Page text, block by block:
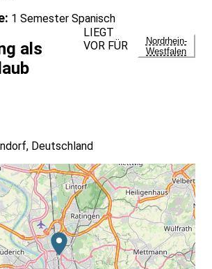
1 Semester Spanisch
als
LIEGT
VOR FÜR
Nordrhein-
Westfalen
Deutschland